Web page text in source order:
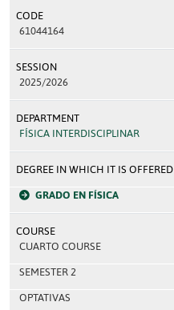
CODE
61044164
SESSION
2025/2026
DEPARTMENT
FÍSICA INTERDISCIPLINAR
DEGREE IN WHICH IT IS OFFERED
GRADO EN FÍSICA
COURSE
CUARTO COURSE
SEMESTER 2
OPTATIVAS